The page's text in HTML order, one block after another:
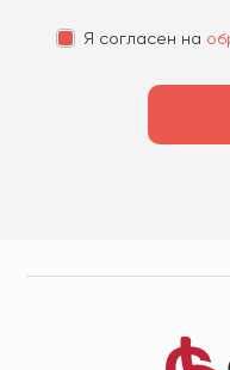
Я согласен на